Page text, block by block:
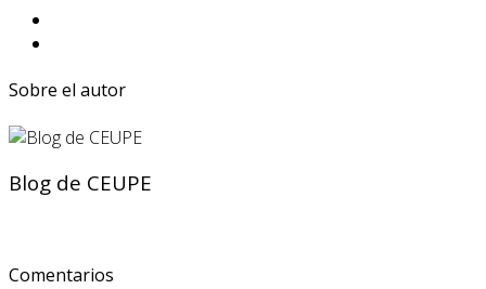
Sobre el autor
Blog de CEUPE
Comentarios